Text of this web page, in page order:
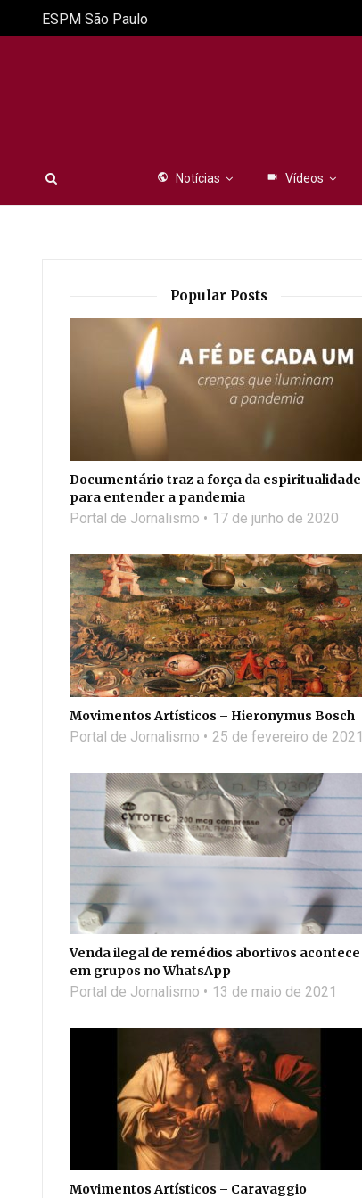
public Notícias videocam Vídeos
ESPM São Paulo
Popular Posts
Documentário traz a força da espiritualidade
para entender a pandemia
Portal de Jornalismo 17 de junho de 2020
Movimentos Artísticos – Hieronymus Bosch
Portal de Jornalismo 25 de fevereiro de 2021
Venda ilegal de remédios abortivos acontece
em grupos no WhatsApp
Portal de Jornalismo 13 de maio de 2021
Movimentos Artísticos – Caravaggio